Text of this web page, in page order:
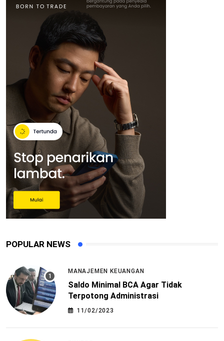
POPULAR NEWS
MANAJEMEN KEUANGAN
Saldo Minimal BCA Agar Tidak
Terpotong Administrasi
11/02/2023